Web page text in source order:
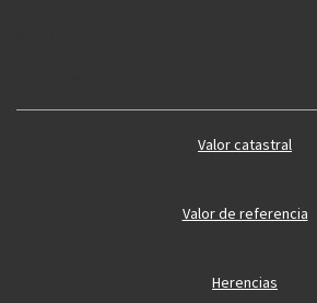
Valor catastral
Valor de referencia
Herencias